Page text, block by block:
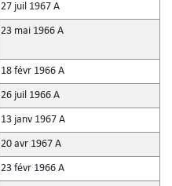
27 juil 1967 A
23 mai 1966 A
18 févr 1966 A
26 juil 1966 A
13 janv 1967 A
20 avr 1967 A
23 févr 1966 A